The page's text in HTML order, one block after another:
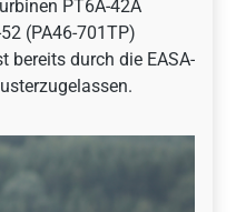
PT6A-42A
(PA46-701TP)
bereits durch die EASA-